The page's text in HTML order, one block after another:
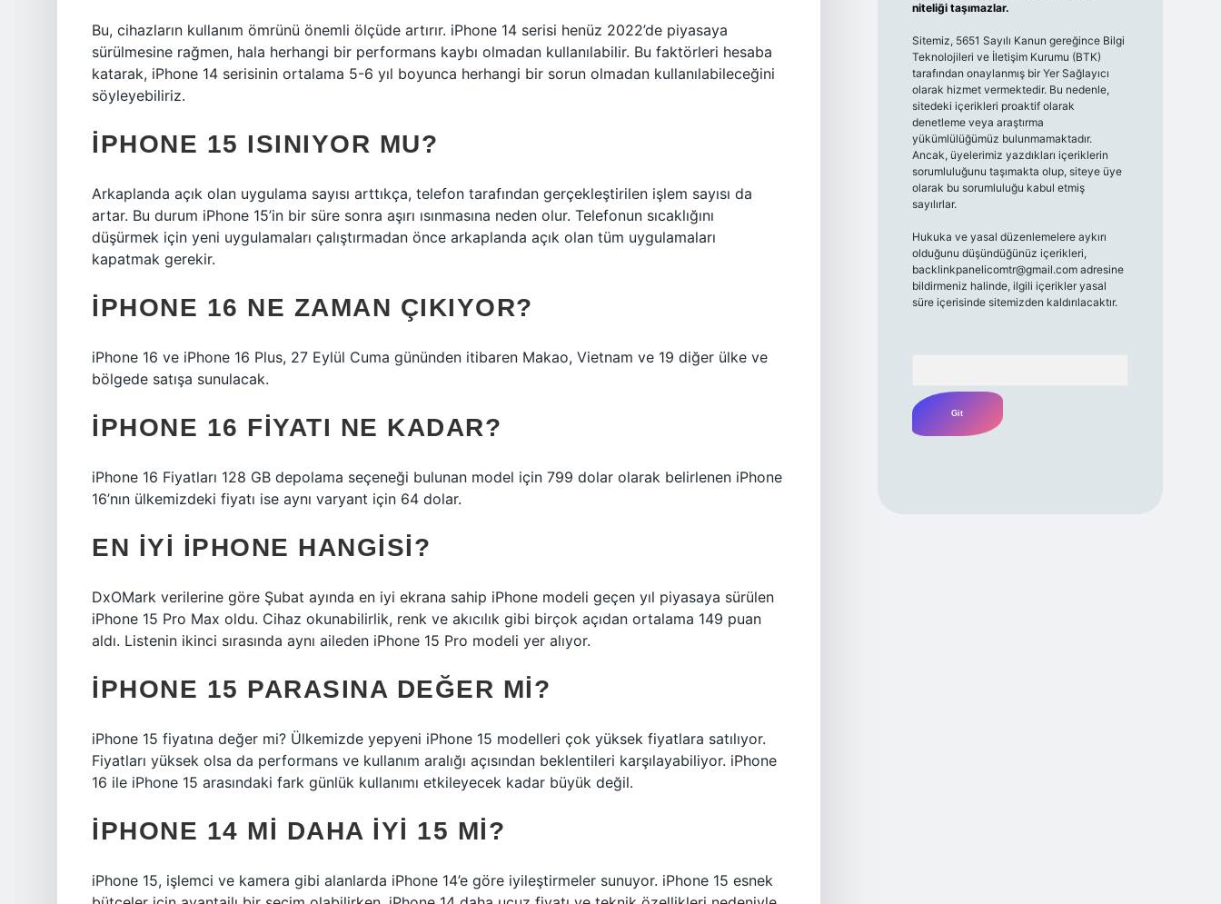
Bu, cihazların kullanım ömrünü önemli ölçüde artırır. iPhone 14 serisi henüz 2022’de piyasaya
sürülmesine rağmen, hala herhangi bir performans kaybı olmadan kullanılabilir. Bu faktörleri hesaba
katarak, iPhone 14 serisinin ortalama 5-6 yıl boyunca herhangi bir sorun olmadan kullanılabileceğini
söyleyebiliriz.
IPHONE 15 ISINIYOR MU?
Arkaplanda açık olan uygulama sayısı arttıkça, telefon tarafından gerçekleştirilen işlem sayısı da
artar. Bu durum iPhone 15’in bir süre sonra aşırı ısınmasına neden olur. Telefonun sıcaklığını
düşürmek için yeni uygulamaları çalıştırmadan önce arkaplanda açık olan tüm uygulamaları
kapatmak gerekir.
İPHONE 16 NE ZAMAN ÇIKIYOR?
iPhone 16 ve iPhone 16 Plus, 27 Eylül Cuma gününden itibaren Makao, Vietnam ve 19 diğer ülke ve
bölgede satışa sunulacak.
IPHONE 16 FIYATI NE KADAR?
iPhone 16 Fiyatları 128 GB depolama seçeneği bulunan model için 799 dolar olarak belirlenen iPhone
16’nın ülkemizdeki fiyatı ise aynı varyant için 64 dolar.
EN IYI IPHONE HANGISI?
DxOMark verilerine göre Şubat ayında en iyi ekrana sahip iPhone modeli geçen yıl piyasaya sürülen
iPhone 15 Pro Max oldu. Cihaz okunabilirlik, renk ve akıcılık gibi birçok açıdan ortalama 149 puan
aldı. Listenin ikinci sırasında aynı aileden iPhone 15 Pro modeli yer alıyor.
IPHONE 15 PARASINA DEĞER MI?
iPhone 15 fiyatına değer mi? Ülkemizde yepyeni iPhone 15 modelleri çok yüksek fiyatlara satılıyor.
Fiyatları yüksek olsa da performans ve kullanım aralığı açısından beklentileri karşılayabiliyor. iPhone
16 ile iPhone 15 arasındaki fark günlük kullanımı etkileyecek kadar büyük değil.
IPHONE 14 MI DAHA IYI 15 MI?
iPhone 15, işlemci ve kamera gibi alanlarda iPhone 14’e göre iyileştirmeler sunuyor. iPhone 15 esnek
niteliği taşımazlar.
Sitemiz, 5651 Sayılı Kanun gereğince Bilgi
Teknolojileri ve İletişim Kurumu (BTK)
tarafından onaylanmış bir Yer Sağlayıcı
olarak hizmet vermektedir. Bu nedenle,
sitedeki içerikleri proaktif olarak
denetleme veya araştırma
yükümlülüğümüz bulunmamaktadır.
Ancak, üyelerimiz yazdıkları içeriklerin
sorumluluğunu taşımakta olup, siteye üye
olarak bu sorumluluğu kabul etmiş
sayılırlar.
Hukuka ve yasal düzenlemelere aykırı
olduğunu düşündüğünüz içerikleri,
backlinkpanelicomtr@gmail.comadresine
bildirmeniz halinde, ilgili içerikler yasal
süre içerisinde sitemizden kaldırılacaktır.